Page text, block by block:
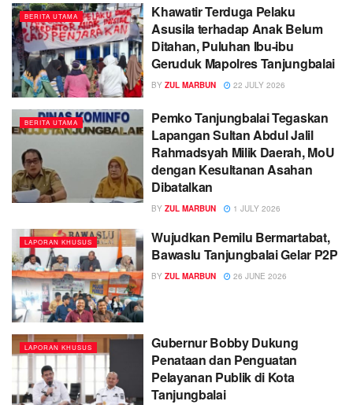
BERITA UTAMA
Khawatir Terduga Pelaku
Asusila terhadap Anak Belum
Ditahan, Puluhan Ibu-ibu
Geruduk Mapolres Tanjungbalai
BY ZUL MARBUN 22 JULY 2026
BERITA UTAMA
Pemko Tanjungbalai Tegaskan
Lapangan Sultan Abdul Jalil
Rahmadsyah Milik Daerah, MoU
dengan Kesultanan Asahan
Dibatalkan
BY ZUL MARBUN 1 JULY 2026
LAPORAN KHUSUS
Wujudkan Pemilu Bermartabat,
Bawaslu Tanjungbalai Gelar P2P
BY ZUL MARBUN 26 JUNE 2026
LAPORAN KHUSUS
Gubernur Bobby Dukung
Penataan dan Penguatan
Pelayanan Publik di Kota
Tanjungbalai